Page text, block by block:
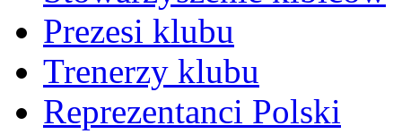
Prezesi klubu
Trenerzy klubu
Reprezentanci Polski